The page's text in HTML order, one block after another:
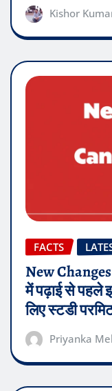
Kishor
FACTS
New
में पढ़ाई से पहले
लिए स्टडी
Priyanka